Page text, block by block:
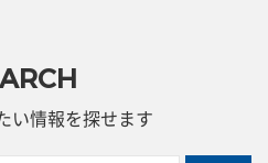
い情報を探せます